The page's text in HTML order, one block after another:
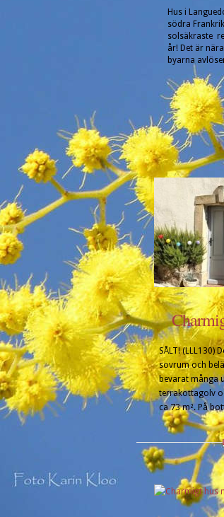
Hus i
södra
solsäkraste
år! Det är
byarna
SÅLT! (LLL130)
sovrum och
bevarat många
terrakottagolv
ca 73 m². På